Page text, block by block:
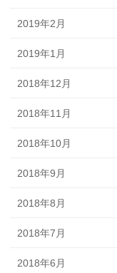
2019年2月
2019年1月
2018年12月
2018年11月
2018年10月
2018年9月
2018年8月
2018年7月
2018年6月